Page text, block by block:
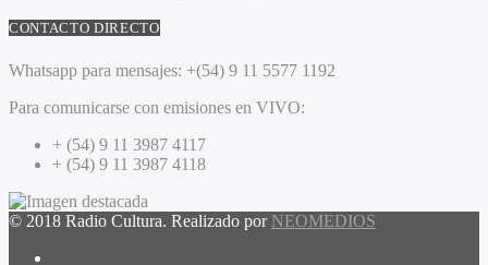
CONTACTO DIRECTO
Whatsapp para mensajes: +(54) 9 11 5577 1192
Para comunicarse con emisiones en VIVO:
+ (54) 9 11 3987 4117
+ (54) 9 11 3987 4118
© 2018 Radio Cultura. Realizado por NEOMEDIOS